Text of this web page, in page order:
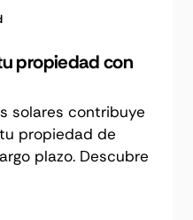
propiedad con
solares contribuye
propiedad de
plazo. Descubre